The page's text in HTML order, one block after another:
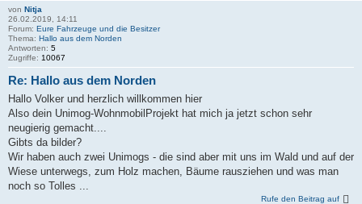
von Nitja
26.02.2019, 14:11
Forum: Eure Fahrzeuge und die Besitzer
Thema: Hallo aus dem Norden
Antworten: 5
Zugriffe: 10067
Re: Hallo aus dem Norden
Hallo Volker und herzlich willkommen hier
Also dein Unimog-WohnmobilProjekt hat mich ja jetzt schon sehr
neugierig gemacht....
Gibts da bilder?
Wir haben auch zwei Unimogs - die sind aber mit uns im Wald und auf der
Wiese unterwegs, zum Holz machen, Bäume rausziehen und was man
noch so Tolles ...
Rufe den Beitrag auf